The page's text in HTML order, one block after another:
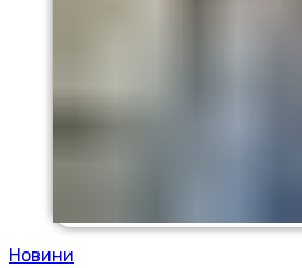
Новини